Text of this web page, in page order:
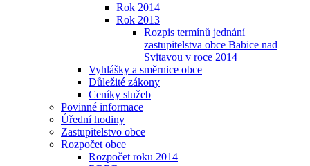
Rok 2014
Rok 2013
Rozpis termínů jednání
zastupitelstva obce Babice nad
Svitavou v roce 2014
Vyhlášky a směrnice obce
Důležité zákony
Ceníky služeb
Povinné informace
Úřední hodiny
Zastupitelstvo obce
Rozpočet obce
Rozpočet roku 2014